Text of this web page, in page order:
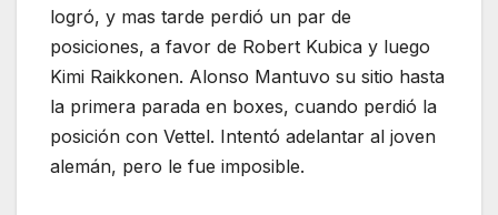
logró, y mas tarde perdió un par de
posiciones, a favor de Robert Kubica y luego
Kimi Raikkonen. Alonso Mantuvo su sitio hasta
la primera parada en boxes, cuando perdió la
posición con Vettel. Intentó adelantar al joven
alemán, pero le fue imposible.